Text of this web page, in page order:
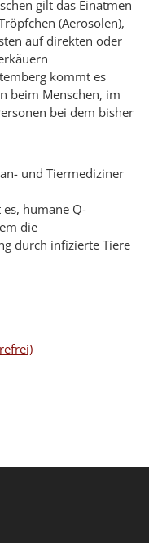
gilt das Einatmen
(Aerosolen),
auf direkten oder
kommt es
beim Menschen, im
bei dem bisher
und Tiermediziner
es, humane Q-
die
durch infizierte Tiere